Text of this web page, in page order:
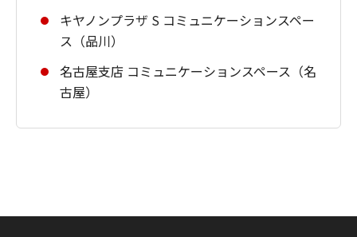
キヤノンプラザ S コミュニケーションスペー
ス（品川）
名古屋支店 コミュニケーションスペース（名
古屋）